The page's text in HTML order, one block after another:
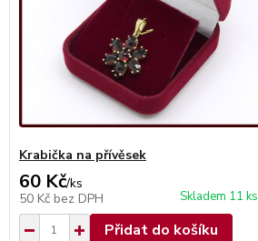
Krabička na přívěsek
60 Kč/ks
50 Kč bez DPH Skladem 11 ks
Přidat do košíku